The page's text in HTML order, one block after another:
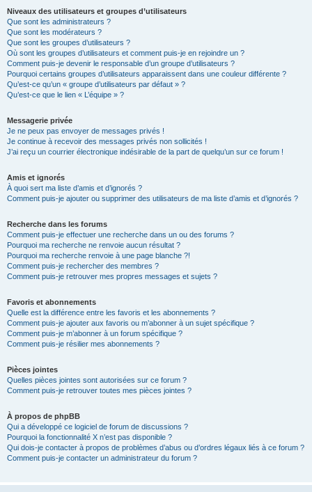
Niveaux des utilisateurs et groupes d’utilisateurs
Que sont les administrateurs ?
Que sont les modérateurs ?
Que sont les groupes d’utilisateurs ?
Où sont les groupes d’utilisateurs et comment puis-je en rejoindre un ?
Comment puis-je devenir le responsable d’un groupe d’utilisateurs ?
Pourquoi certains groupes d’utilisateurs apparaissent dans une couleur différente ?
Qu’est-ce qu’un « groupe d’utilisateurs par défaut » ?
Qu’est-ce que le lien « L’équipe » ?
Messagerie privée
Je ne peux pas envoyer de messages privés !
Je continue à recevoir des messages privés non sollicités !
J’ai reçu un courrier électronique indésirable de la part de quelqu’un sur ce forum !
Amis et ignorés
À quoi sert ma liste d’amis et d’ignorés ?
Comment puis-je ajouter ou supprimer des utilisateurs de ma liste d’amis et d’ignorés ?
Recherche dans les forums
Comment puis-je effectuer une recherche dans un ou des forums ?
Pourquoi ma recherche ne renvoie aucun résultat ?
Pourquoi ma recherche renvoie à une page blanche ?!
Comment puis-je rechercher des membres ?
Comment puis-je retrouver mes propres messages et sujets ?
Favoris et abonnements
Quelle est la différence entre les favoris et les abonnements ?
Comment puis-je ajouter aux favoris ou m’abonner à un sujet spécifique ?
Comment puis-je m’abonner à un forum spécifique ?
Comment puis-je résilier mes abonnements ?
Pièces jointes
Quelles pièces jointes sont autorisées sur ce forum ?
Comment puis-je retrouver toutes mes pièces jointes ?
À propos de phpBB
Qui a développé ce logiciel de forum de discussions ?
Pourquoi la fonctionnalité X n’est pas disponible ?
Qui dois-je contacter à propos de problèmes d’abus ou d’ordres légaux liés à ce forum ?
Comment puis-je contacter un administrateur du forum ?